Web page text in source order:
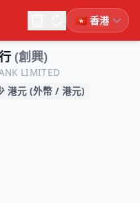
(創興)
LIMITED
港元 (外幣 / 港元)